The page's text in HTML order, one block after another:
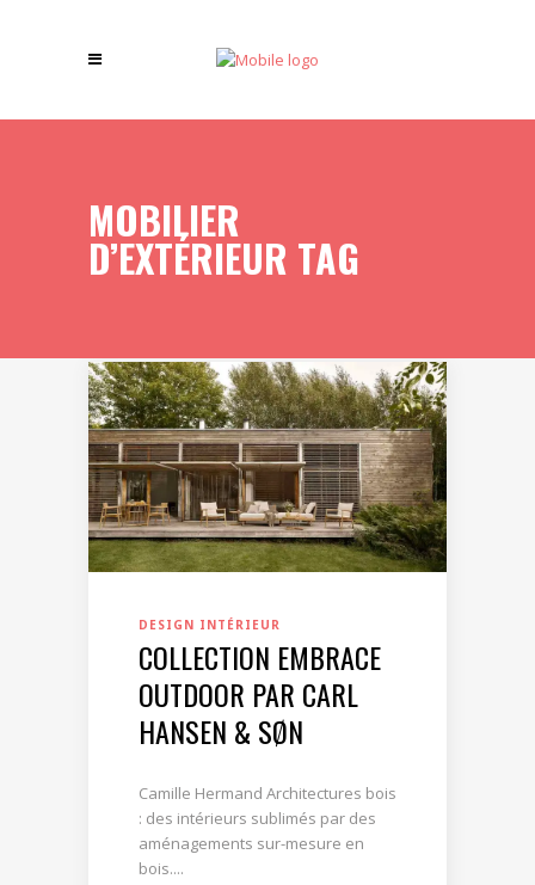
MOBILIER
D’EXTÉRIEUR TAG
DESIGN INTÉRIEUR
COLLECTION EMBRACE
OUTDOOR PAR CARL
HANSEN & SØN
Camille Hermand Architectures bois
: des intérieurs sublimés par des
aménagements sur-mesure en
bois....